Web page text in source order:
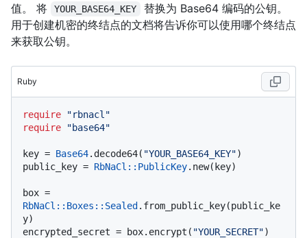
值。 将
YOUR_BASE64_KEY
替换为 Base64 编码的公钥。
用于创建机密的终结点的文档将告诉你可以使用哪个终结点
来获取公钥。
Ruby
require
"rbnacl"
require
"base64"
key = Base64.decode64( "YOUR_BASE64_KEY")
public_key = RbNaCl::PublicKey.new(key)
RbNaCl : :Boxes : :Sealed .from_public_key(public_ke
y)
encrypted_secret = box.encrypt( "YOUR_SECRET")